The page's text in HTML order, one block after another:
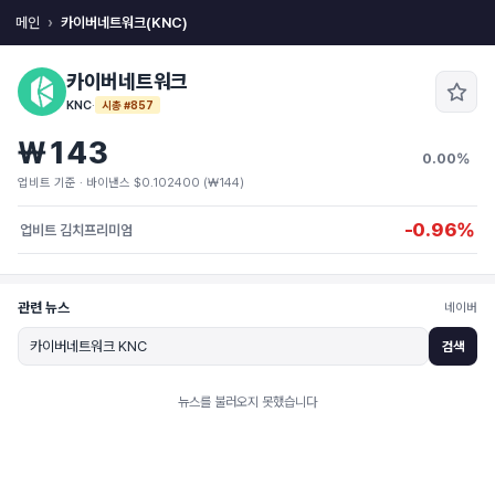
메인 카이버네트워크(KNC)
카이버네트워크
KNC· 시총 #857
₩143 0.00%
업비트 기준 · 바이낸스 $0.102400 (₩144)
업비트 김치프리미엄 -0.96%
관련 뉴스 네이버
검색
뉴스를 불러오지 못했습니다